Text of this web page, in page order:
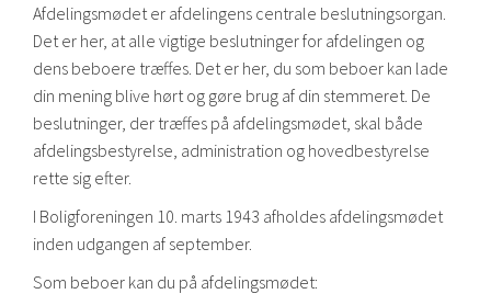
Afdelingsmødet er afdelingens centrale beslutningsorgan.
Det er her, at alle vigtige beslutninger for afdelingen og
dens beboere træffes. Det er her, du som beboer kan lade
din mening blive hørt og gøre brug af din stemmeret. De
beslutninger, der træffes på afdelingsmødet, skal både
afdelingsbestyrelse, administration og hovedbestyrelse
rette sig efter.
I Boligforeningen 10. marts 1943 afholdes afdelingsmødet
inden udgangen af september.
Som beboer kan du på afdelingsmødet: